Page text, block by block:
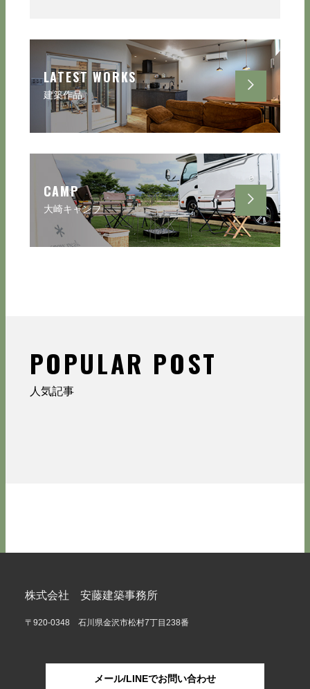
LATEST WORKS
建築作品
CAMP
大崎キャンプ
POPULAR POST
人気記事
株式会社 安藤建築事務所
〒920-0348 石川県金沢市松村7丁目238番
メール/LINEでお問い合わせ